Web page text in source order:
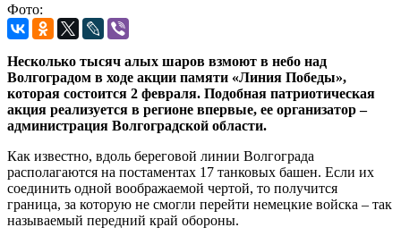
Фото:
Несколько тысяч алых шаров взмоют в небо над
Волгоградом в ходе акции памяти «Линия Победы»,
которая состоится 2 февраля. Подобная патриотическая
акция реализуется в регионе впервые, ее организатор –
администрация Волгоградской области.
Как известно, вдоль береговой линии Волгограда
располагаются на постаментах 17 танковых башен. Если их
соединить одной воображаемой чертой, то получится
граница, за которую не смогли перейти немецкие войска – так
называемый передний край обороны.